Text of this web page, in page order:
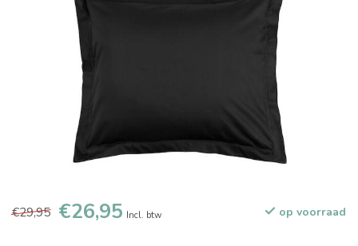
€29,95 €26,95 Incl. btw op voorraad